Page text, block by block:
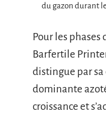
du gazon durant
Pour les phases
Barfertile
distingue par
dominante
croissance et